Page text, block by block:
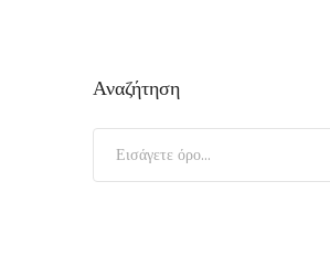
Αναζήτηση